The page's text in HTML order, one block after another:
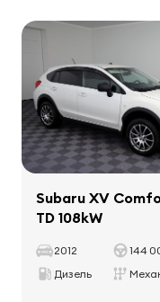
Інтер'єр
декоративні
килимки
тримачі для
перемикач
Корисне
Subaru XV
TD 108kW
2012
144
Дизель